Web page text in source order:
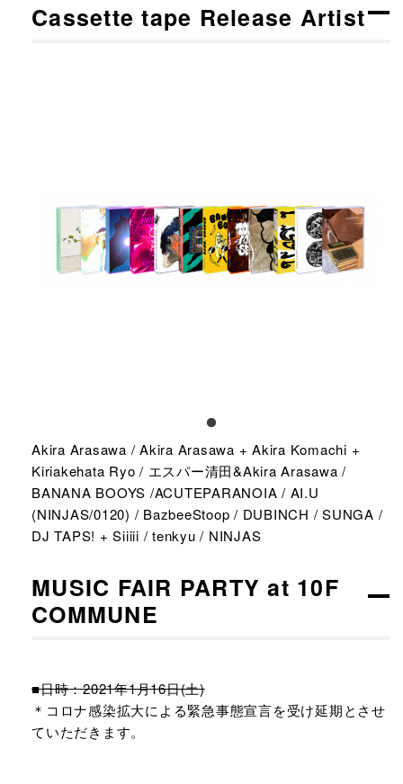
Cassette tape Release Artist
Akira Arasawa / Akira Arasawa + Akira Komachi +
Kiriakehata Ryo / エスパー清田&Akira Arasawa /
BANANA BOOYS /ACUTEPARANOIA / AI.U
(NINJAS/0120) / BazbeeStoop / DUBINCH / SUNGA /
DJ TAPS! + Siiiii / tenkyu / NINJAS
MUSIC FAIR PARTY at 10F
COMMUNE
■日時：2021年1月16日(土)
＊コロナ感染拡大による緊急事態宣言を受け延期とさせ
ていただきます。